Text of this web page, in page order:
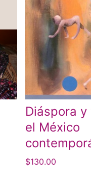
Diáspora
el México
$130.00